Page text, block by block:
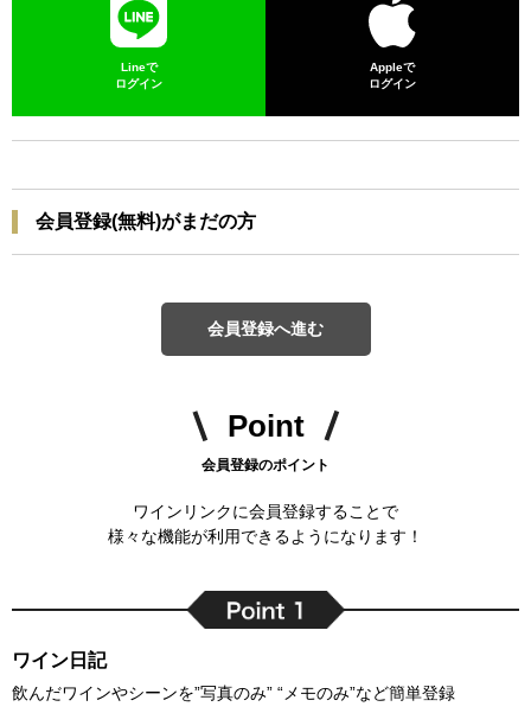
Lineで
ログイン
Appleで
ログイン
会員登録(無料)がまだの方
会員登録へ進む
Point
会員登録のポイント
ワインリンクに会員登録することで
様々な機能が利用できるようになります！
ワイン日記
飲んだワインやシーンを”写真のみ” “メモのみ”など簡単登録